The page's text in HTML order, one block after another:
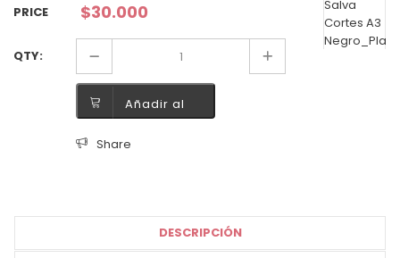
PRICE $30.000
QTY:
Añadir al
carrito
Share
DESCRIPCIÓN